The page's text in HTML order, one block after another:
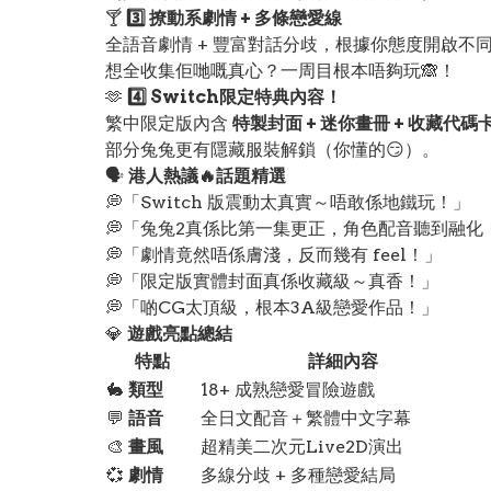
🍸 3️⃣ 撩動系劇情 + 多條戀愛線
全語音劇情 + 豐富對話分歧，根據你態度開啟不同
想全收集佢哋嘅真心？一周目根本唔夠玩🙈！
🫶 4️⃣ Switch限定特典內容！
繁中限定版內含 特製封面 + 迷你畫冊 + 收藏代碼
部分兔兔更有隱藏服裝解鎖（你懂的😏）。
🗣️ 港人熱議🔥話題精選
💭「Switch 版震動太真實～唔敢係地鐵玩！」
💭「兔兔2真係比第一集更正，角色配音聽到融化
💭「劇情竟然唔係膚淺，反而幾有 feel！」
💭「限定版實體封面真係收藏級～真香！」
💭「啲CG太頂級，根本3A級戀愛作品！」
💎 遊戲亮點總結
特點
詳細內容
🐇 類型
18+ 成熟戀愛冒險遊戲
💬 語音
全日文配音＋繁體中文字幕
🎨 畫風
超精美二次元Live2D演出
💞 劇情 多線分歧 + 多種戀愛結局